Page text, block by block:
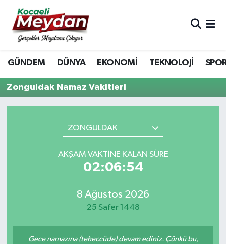
GÜNDEM DÜNYA EKONOMİ TEKNOLOJİ
Zonguldak Namaz Vakitleri
ZONGULDAK
AKŞAM VAKTINE KALAN SÜRE
02:06:54
8 Ağustos 2026
25 Safer 1448
Gece namazına (teheccüde) devam ediniz. Çünkü bu,
Nöbetçi Eczaneler
Hava Durumu
Trafik Durumu
Son Dakika Haberleri